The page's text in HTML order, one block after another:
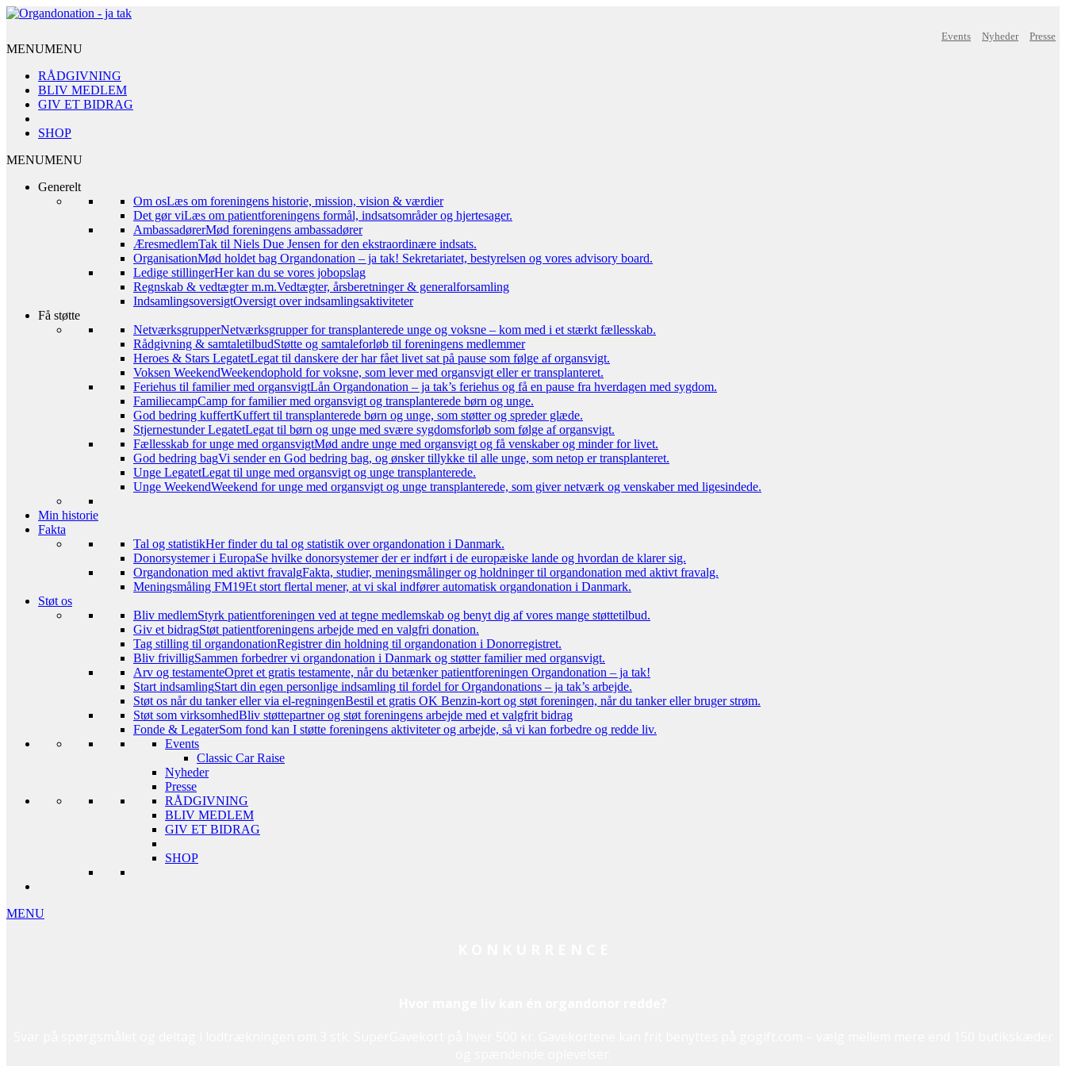
Events Nyheder Presse
MENUMENU
RÅDGIVNING
BLIV MEDLEM
GIV ET BIDRAG
SHOP
MENUMENU
Generelt
Om osLæs om foreningens historie, mission, vision & værdier
Det gør viLæs om patientforeningens formål, indsatsområder og hjertesager.
AmbassadørerMød foreningens ambassadører
ÆresmedlemTak til Niels Due Jensen for den ekstraordinære indsats.
OrganisationMød holdet bag Organdonation – ja tak! Sekretariatet, bestyrelsen og vores advisory board.
Ledige stillingerHer kan du se vores jobopslag
Regnskab & vedtægter m.m.Vedtægter, årsberetninger & generalforsamling
IndsamlingsoversigtOversigt over indsamlingsaktiviteter
Få støtte
NetværksgrupperNetværksgrupper for transplanterede unge og voksne – kom med i et stærkt fællesskab.
Rådgivning & samtaletilbudStøtte og samtaleforløb til foreningens medlemmer
Heroes & Stars LegatetLegat til danskere der har fået livet sat på pause som følge af organsvigt.
Voksen WeekendWeekendophold for voksne, som lever med organsvigt eller er transplanteret.
Feriehus til familier med organsvigtLån Organdonation – ja tak’s feriehus og få en pause fra hverdagen med sygdom.
FamiliecampCamp for familier med organsvigt og transplanterede børn og unge.
God bedring kuffertKuffert til transplanterede børn og unge, som støtter og spreder glæde.
Stjernestunder LegatetLegat til børn og unge med svære sygdomsforløb som følge af organsvigt.
Fællesskab for unge med organsvigtMød andre unge med organsvigt og få venskaber og minder for livet.
God bedring bagVi sender en God bedring bag, og ønsker tillykke til alle unge, som netop er transplanteret.
Unge LegatetLegat til unge med organsvigt og unge transplanterede.
Unge WeekendWeekend for unge med organsvigt og unge transplanterede, som giver netværk og venskaber med ligesindede.
Min historie
Fakta
Tal og statistikHer finder du tal og statistik over organdonation i Danmark.
Donorsystemer i EuropaSe hvilke donorsystemer der er indført i de europæiske lande og hvordan de klarer sig.
Organdonation med aktivt fravalgFakta, studier, meningsmålinger og holdninger til organdonation med aktivt fravalg.
Meningsmåling FM19Et stort flertal mener, at vi skal indfører automatisk organdonation i Danmark.
Støt os
Bliv medlemStyrk patientforeningen ved at tegne medlemskab og benyt dig af vores mange støttetilbud.
Giv et bidragStøt patientforeningens arbejde med en valgfri donation.
Tag stilling til organdonationRegistrer din holdning til organdonation i Donorregistret.
Bliv frivilligSammen forbedrer vi organdonation i Danmark og støtter familier med organsvigt.
Arv og testamenteOpret et gratis testamente, når du betænker patientforeningen Organdonation – ja tak!
Start indsamlingStart din egen personlige indsamling til fordel for Organdonations – ja tak’s arbejde.
Støt os når du tanker eller via el-regningenBestil et gratis OK Benzin-kort og støt foreningen, når du tanker eller bruger strøm.
Støt som virksomhedBliv støttepartner og støt foreningens arbejde med et valgfrit bidrag
Fonde & LegaterSom fond kan I støtte foreningens aktiviteter og arbejde, så vi kan forbedre og redde liv.
Events
Classic Car Raise
Nyheder
Presse
RÅDGIVNING
BLIV MEDLEM
GIV ET BIDRAG
SHOP
MENU